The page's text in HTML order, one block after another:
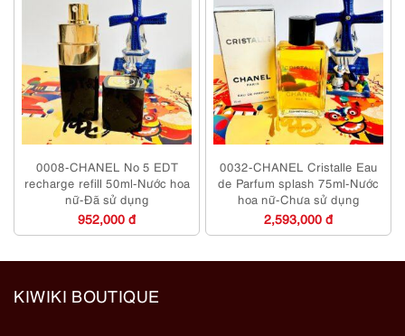
0008-CHANEL No 5 EDT
recharge refill 50ml-Nước hoa
nữ-Đã sử dụng
952,000 đ
0032-CHANEL Cristalle Eau
de Parfum splash 75ml-Nước
hoa nữ-Chưa sử dụng
2,593,000 đ
KIWIKI BOUTIQUE